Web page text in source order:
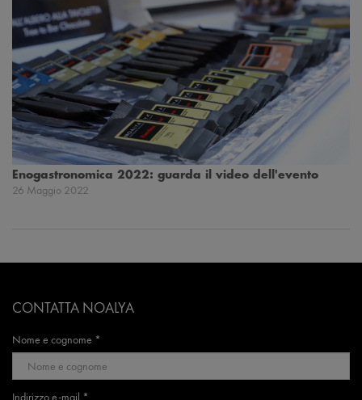
Enogastronomica 2022: guarda il video dell'evento
26 Maggio 2022
CONTATTA NOALYA
Nome e cognome *
Indirizzo e-mail *